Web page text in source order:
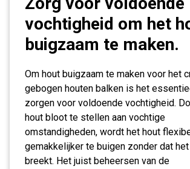
vochtigheid om het
buigzaam te maken.
Om hout buigzaam te maken voor het
gebogen houten balken is het
zorgen voor voldoende vochtigheid.
hout bloot te stellen aan vochtige
omstandigheden, wordt het hout
gemakkelijker te buigen zonder dat
breekt. Het juist beheersen van de